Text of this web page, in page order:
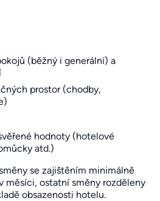
(běžný i generální) a
prostor (chodby,
hodnoty (hotelové
atd.)
se zajištěním minimálně
měsíci, ostatní směny rozděleny
obsazenosti hotelu.